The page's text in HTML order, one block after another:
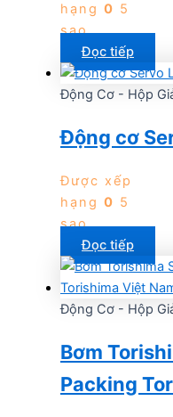
hạng 0 5
sao
Đọc tiếp
Động Cơ - Hộp
Động cơ
Được xếp
hạng 0 5
sao
Đọc tiếp
Động Cơ - Hộp
Bơm
Packing